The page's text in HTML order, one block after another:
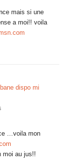
mais si une
a moi!! voila
dispo mi
…voila mon
moi au jus!!